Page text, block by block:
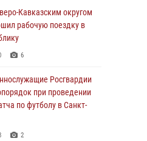
Народной
проходит в Сибири
5
патриотическое
Поклонной горе в
Кавказским округом
рабочую поездку в
6
Росгвардии
при проведении
по футболу в Санкт-
2